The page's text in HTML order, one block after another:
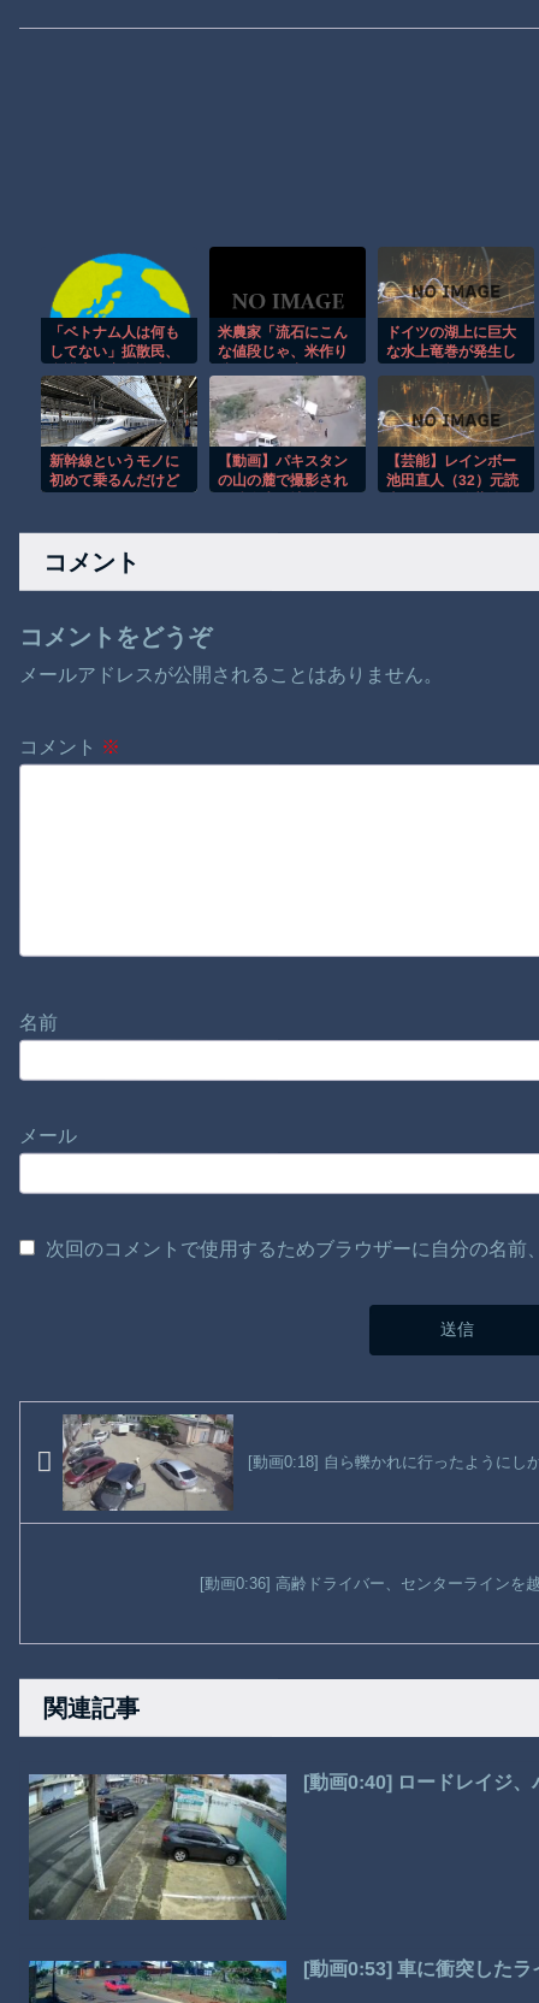
「ベトナム人は何も
してない」拡散民、
れるｗｗｗｗｗｗｗ
米農家「流石にこん
な値段じゃ、米作り
ゃないかなあ？？」⭐︎
２
ドイツの湖上に巨大
な水上竜巻が発生し
新幹線というモノに
初めて乗るんだけど
【動画】パキスタン
の山の麓で撮影され
【芸能】レインボー
池田直人（32）元読
コメント
コメントをどうぞ
メールアドレスが公開されることはありません。
コメント ※
名前
メール
次回のコメントで使用するためブラウザーに自分の名
[動画0:18] 自ら轢かれに行ったようにし
[動画0:36] 高齢ドライバー、センターラインを
関連記事
[動画0:40] ロードレイジ
[動画0:53] 車に衝突した